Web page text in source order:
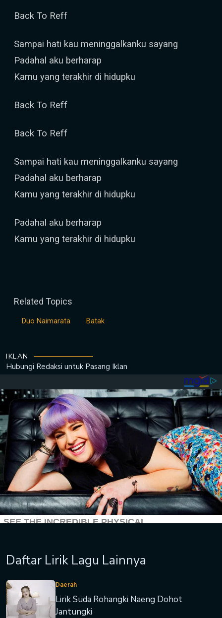
Back To Reff
Sampai hati kau meninggalkanku sayang
Padahal aku berharap
Kamu yang terakhir di hidupku
Back To Reff
Back To Reff
Sampai hati kau meninggalkanku sayang
Padahal aku berharap
Kamu yang terakhir di hidupku
Padahal aku berharap
Kamu yang terakhir di hidupku
Related Topics
Duo Naimarata Batak
IKLAN
Hubungi Redaksi untuk Pasang Iklan
Daftar Lirik Lagu Lainnya
Daerah
Lirik Suda Rohangki Naeng Dohot
Jantungki